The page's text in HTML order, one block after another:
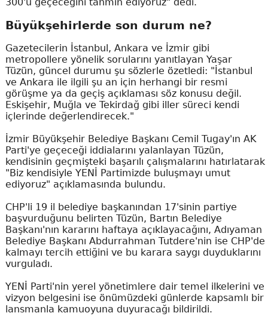
Büyükşehirlerde son durum ne?
Gazetecilerin İstanbul, Ankara ve İzmir gibi
metropollere yönelik sorularını yanıtlayan Yaşar
Tüzün, güncel durumu şu sözlerle özetledi: "İstanbul
ve Ankara ile ilgili şu an için herhangi bir resmi
görüşme ya da geçiş açıklaması söz konusu değil.
Eskişehir, Muğla ve Tekirdağ gibi iller süreci kendi
içlerinde değerlendirecek."
İzmir Büyükşehir Belediye Başkanı Cemil Tugay'ın AK
Parti'ye geçeceği iddialarını yalanlayan Tüzün,
kendisinin geçmişteki başarılı çalışmalarını hatırlatarak
"Biz kendisiyle YENİ Partimizde buluşmayı umut
ediyoruz" açıklamasında bulundu.
CHP'li 19 il belediye başkanından 17'sinin partiye
başvurduğunu belirten Tüzün, Bartın Belediye
Başkanı'nın kararını haftaya açıklayacağını, Adıyaman
Belediye Başkanı Abdurrahman Tutdere'nin ise CHP'de
kalmayı tercih ettiğini ve bu karara saygı duyduklarını
vurguladı.
YENİ Parti'nin yerel yönetimlere dair temel ilkelerini ve
vizyon belgesini ise önümüzdeki günlerde kapsamlı bir
lansmanla kamuoyuna duyuracağı bildirildi.